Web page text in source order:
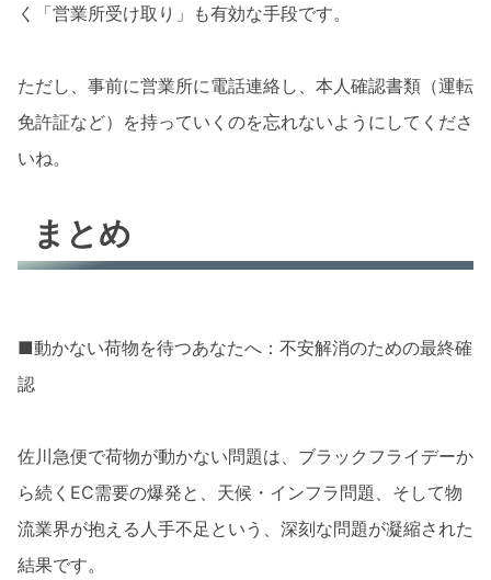
く「営業所受け取り」も有効な手段です。
ただし、事前に営業所に電話連絡し、本人確認書類（運転
免許証など）を持っていくのを忘れないようにしてくださ
いね。
まとめ
■動かない荷物を待つあなたへ：不安解消のための最終確
認
佐川急便で荷物が動かない問題は、ブラックフライデーか
ら続くEC需要の爆発と、天候・インフラ問題、そして物
流業界が抱える人手不足という、深刻な問題が凝縮された
結果です。